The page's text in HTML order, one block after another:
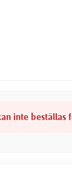
inte beställas